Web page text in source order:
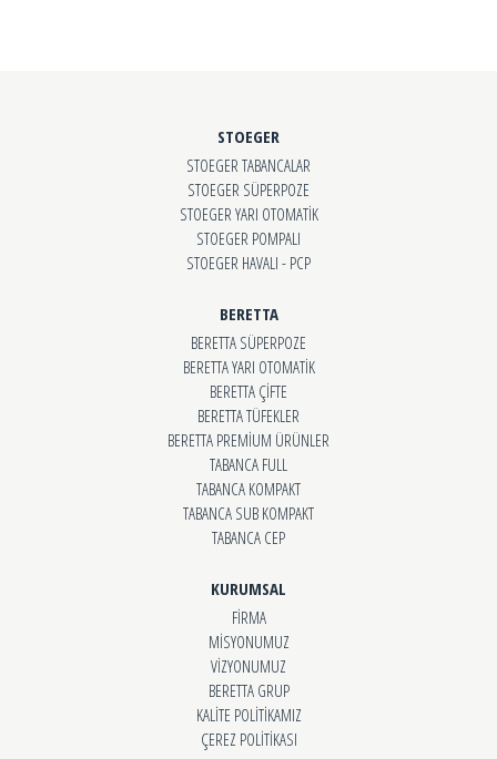
STOEGER
STOEGER TABANCALAR
STOEGER SÜPERPOZE
STOEGER YARI OTOMATİK
STOEGER POMPALI
STOEGER HAVALI - PCP
BERETTA
BERETTA SÜPERPOZE
BERETTA YARI OTOMATİK
BERETTA ÇİFTE
BERETTA TÜFEKLER
BERETTA PREMİUM ÜRÜNLER
TABANCA FULL
TABANCA KOMPAKT
TABANCA SUB KOMPAKT
TABANCA CEP
KURUMSAL
FİRMA
MİSYONUMUZ
VİZYONUMUZ
BERETTA GRUP
KALİTE POLİTİKAMIZ
ÇEREZ POLİTİKASI